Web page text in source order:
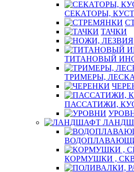
СЕКАТОРЫ,
ТАЧКИ
ТИТАНОВЫЙ
ТРИМЕРЫ,
ПАССАТИЖИ,
КОРМУШКИ ,